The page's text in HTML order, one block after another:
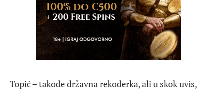
Topić – takođe državna rekoderka, ali u skok uvis,